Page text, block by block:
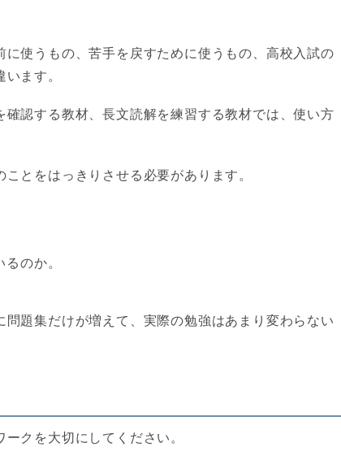
使うもの、苦手を戻すために使うもの、高校入試の
ます。
認する教材、長文読解を練習する教材では、使い方
とをはっきりさせる必要があります。
のか。
題集だけが増えて、実際の勉強はあまり変わらない
クを大切にしてください。